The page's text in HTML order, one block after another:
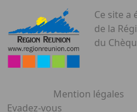
Ce site a
de la
du
Mention légales
Evadez-vous